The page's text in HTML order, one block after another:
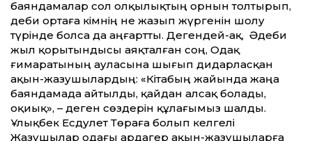
баяндамалар сол олқылықтың орнын толтырып,
әдеби ортаға кімнің не жазып жүргенін шолу
түрінде болса да аңғартты. Дегендей-ақ, Әдеби
жыл қорытындысы аяқталған соң, Одақ
ғимаратының ауласына шығып дидарласқан
ақын-жазушылардың: «Кітабың жайында жаңа
баяндамада айтылды, қайдан алсақ болады,
оқиық», – деген сөздерін құлағымыз шалды.
Ұлықбек Есдәулет Төраға болып келгелі
Жазушылар одағы ардагер ақын-жазушыларға